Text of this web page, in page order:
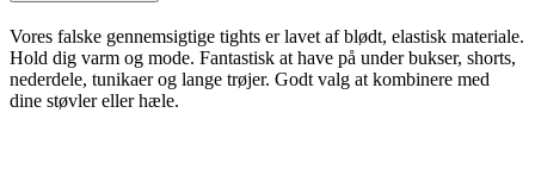
Vores falske gennemsigtige tights er lavet af blødt, elastisk materiale.
Hold dig varm og mode. Fantastisk at have på under bukser, shorts,
nederdele, tunikaer og lange trøjer. Godt valg at kombinere med
dine støvler eller hæle.